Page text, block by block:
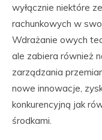
wyłącznie niektóre
rachunkowych w
Wdrażanie owych
ale zabiera również
zarządzania
nowe innowacje,
konkurencyjną jak
środkami.